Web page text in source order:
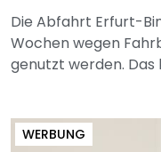
Die Abfahrt Erfurt-
Wochen wegen
genutzt werden. Das
WERBUNG